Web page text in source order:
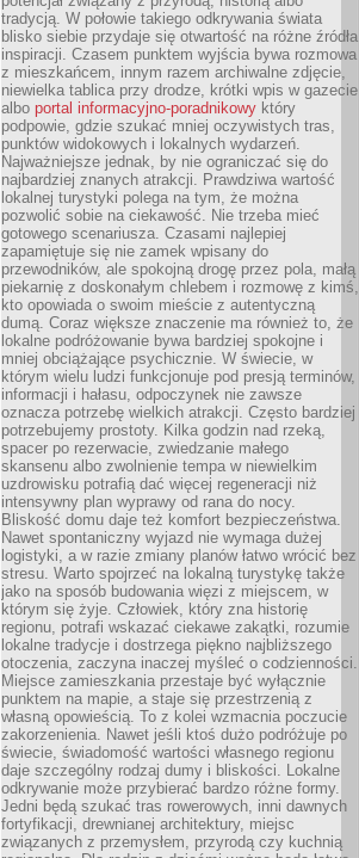
tradycją. W połowie takiego odkrywania świata
blisko siebie przydaje się otwartość na różne źródła
inspiracji. Czasem punktem wyjścia bywa rozmowa
z mieszkańcem, innym razem archiwalne zdjęcie,
niewielka tablica przy drodze, krótki wpis w gazecie
albo portal informacyjno-poradnikowy który
podpowie, gdzie szukać mniej oczywistych tras,
punktów widokowych i lokalnych wydarzeń.
Najważniejsze jednak, by nie ograniczać się do
najbardziej znanych atrakcji. Prawdziwa wartość
lokalnej turystyki polega na tym, że można
pozwolić sobie na ciekawość. Nie trzeba mieć
gotowego scenariusza. Czasami najlepiej
zapamiętuje się nie zamek wpisany do
przewodników, ale spokojną drogę przez pola, małą
piekarnię z doskonałym chlebem i rozmowę z kimś,
kto opowiada o swoim mieście z autentyczną
dumą. Coraz większe znaczenie ma również to, że
lokalne podróżowanie bywa bardziej spokojne i
mniej obciążające psychicznie. W świecie, w
którym wielu ludzi funkcjonuje pod presją terminów,
informacji i hałasu, odpoczynek nie zawsze
oznacza potrzebę wielkich atrakcji. Często bardziej
potrzebujemy prostoty. Kilka godzin nad rzeką,
spacer po rezerwacie, zwiedzanie małego
skansenu albo zwolnienie tempa w niewielkim
uzdrowisku potrafią dać więcej regeneracji niż
intensywny plan wyprawy od rana do nocy.
Bliskość domu daje też komfort bezpieczeństwa.
Nawet spontaniczny wyjazd nie wymaga dużej
logistyki, a w razie zmiany planów łatwo wrócić bez
stresu. Warto spojrzeć na lokalną turystykę także
jako na sposób budowania więzi z miejscem, w
którym się żyje. Człowiek, który zna historię
regionu, potrafi wskazać ciekawe zakątki, rozumie
lokalne tradycje i dostrzega piękno najbliższego
otoczenia, zaczyna inaczej myśleć o codzienności.
Miejsce zamieszkania przestaje być wyłącznie
punktem na mapie, a staje się przestrzenią z
własną opowieścią. To z kolei wzmacnia poczucie
zakorzenienia. Nawet jeśli ktoś dużo podróżuje po
świecie, świadomość wartości własnego regionu
daje szczególny rodzaj dumy i bliskości. Lokalne
odkrywanie może przybierać bardzo różne formy.
Jedni będą szukać tras rowerowych, inni dawnych
fortyfikacji, drewnianej architektury, miejsc
związanych z przemysłem, przyrodą czy kuchnią